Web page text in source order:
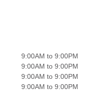
9:00AM to 9:00PM
9:00AM to 9:00PM
9:00AM to 9:00PM
9:00AM to 9:00PM